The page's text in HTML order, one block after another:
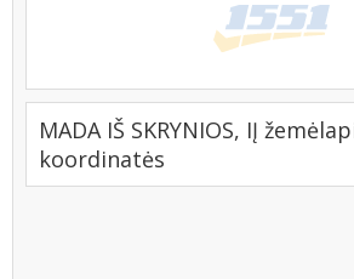
MADA IŠ SKRYNIOS, IĮ
koordinatės